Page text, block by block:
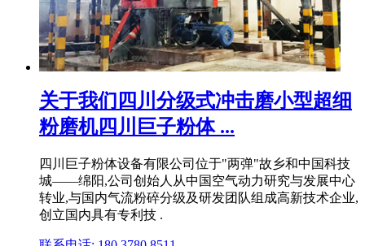
关于我们四川分级式冲击磨小型超细
粉磨机四川巨子粉体 ...
四川巨子粉体设备有限公司位于"两弹"故乡和中国科技
城——绵阳,公司创始人从中国空气动力研究与发展中心
转业,与国内气流粉碎分级及研发团队组成高新技术企业,
创立国内具有专利技 .